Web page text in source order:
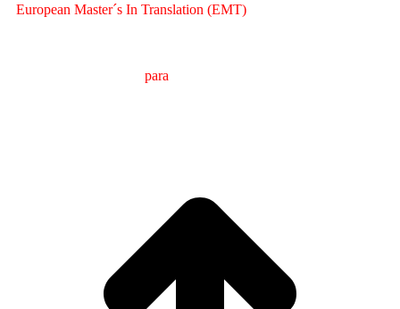
European Master´s In Translation (EMT)
para